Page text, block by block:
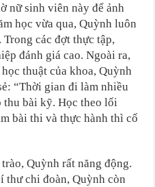
nữ sinh viên này để ảnh
học vừa qua, Quỳnh luôn
các đợt thực tập,
đánh giá cao. Ngoài ra,
thuật của khoa, Quỳnh
“Thời gian đi làm nhiều
thu bài kỹ. Học theo lối
bài thi và thực hành thì cố
Quỳnh rất năng động.
chi đoàn, Quỳnh còn